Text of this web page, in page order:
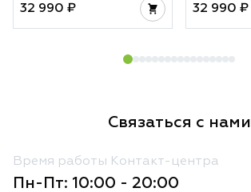
32 990 ₽ 32 990 ₽
Связаться с нами
Время работы Контакт-центра
Пн-Пт: 10:00 - 20:00